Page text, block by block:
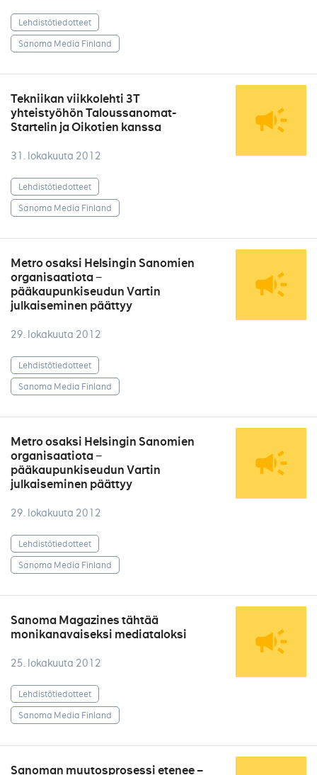
Lehdistötiedotteet
Sanoma Media Finland
Tekniikan viikkolehti 3T
yhteistyöhön Taloussanomat-
Startelin ja Oikotien kanssa
31. lokakuuta 2012
Lehdistötiedotteet
Sanoma Media Finland
Metro osaksi Helsingin Sanomien
organisaatiota −
pääkaupunkiseudun Vartin
julkaiseminen päättyy
29. lokakuuta 2012
Lehdistötiedotteet
Sanoma Media Finland
Metro osaksi Helsingin Sanomien
organisaatiota −
pääkaupunkiseudun Vartin
julkaiseminen päättyy
29. lokakuuta 2012
Lehdistötiedotteet
Sanoma Media Finland
Sanoma Magazines tähtää
monikanavaiseksi mediataloksi
25. lokakuuta 2012
Lehdistötiedotteet
Sanoma Media Finland
Sanoman muutosprosessi etenee –